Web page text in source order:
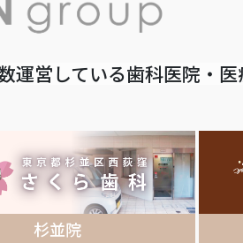
営している歯科医院・医
杉並院